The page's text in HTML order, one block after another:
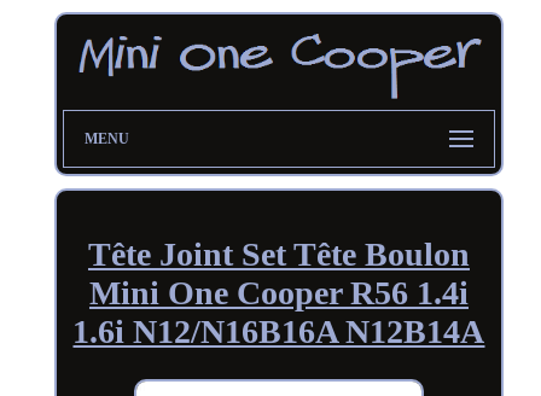
MENU
Tête Joint Set Tête Boulon
Mini One Cooper R56 1.4i
1.6i N12/N16B16A N12B14A